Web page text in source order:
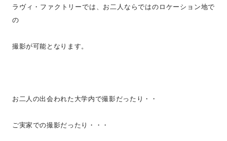
ラヴィ・ファクトリーでは、お二人ならではのロケーション地で
の
撮影が可能となります。
お二人の出会われた大学内で撮影だったり・・
ご実家での撮影だったり・・・